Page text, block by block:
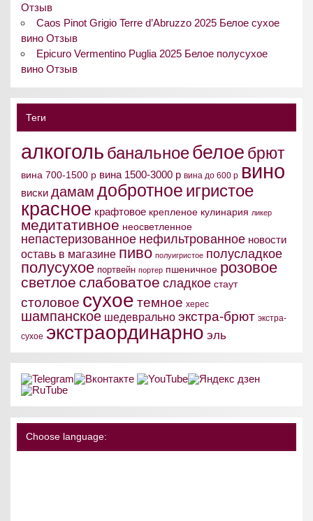
Отзыв
Caos Pinot Grigio Terre d’Abruzzo 2025 Белое сухое
вино Отзыв
Epicuro Vermentino Puglia 2025 Белое полусухое
вино Отзыв
Теги
алкоголь банальноебелое брют
вина 700-1500 р вина 1500-3000 р вина до 600 р вино
виски дамам добротное игристое
красное крафтовое крепленое кулинария ликер
медитативное неосветленное
непастеризованное нефильтрованное новости
оставь в магазине пиво полуигристое полусладкое
полусухое портвейн портер пшеничное розовое
светлое слабоватое сладкое стаут
столовое сухое темное херес
шампанское шедеврально экстра-брют экстра-
сухое экстраординарно эль
Choose language: